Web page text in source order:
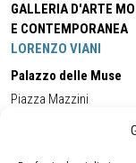
GALLERIA D'ARTE
E CONTEMPORANEA
LORENZO VIANI
Palazzo delle Muse
Piazza Mazzini
Tel:
+39 0584 944580